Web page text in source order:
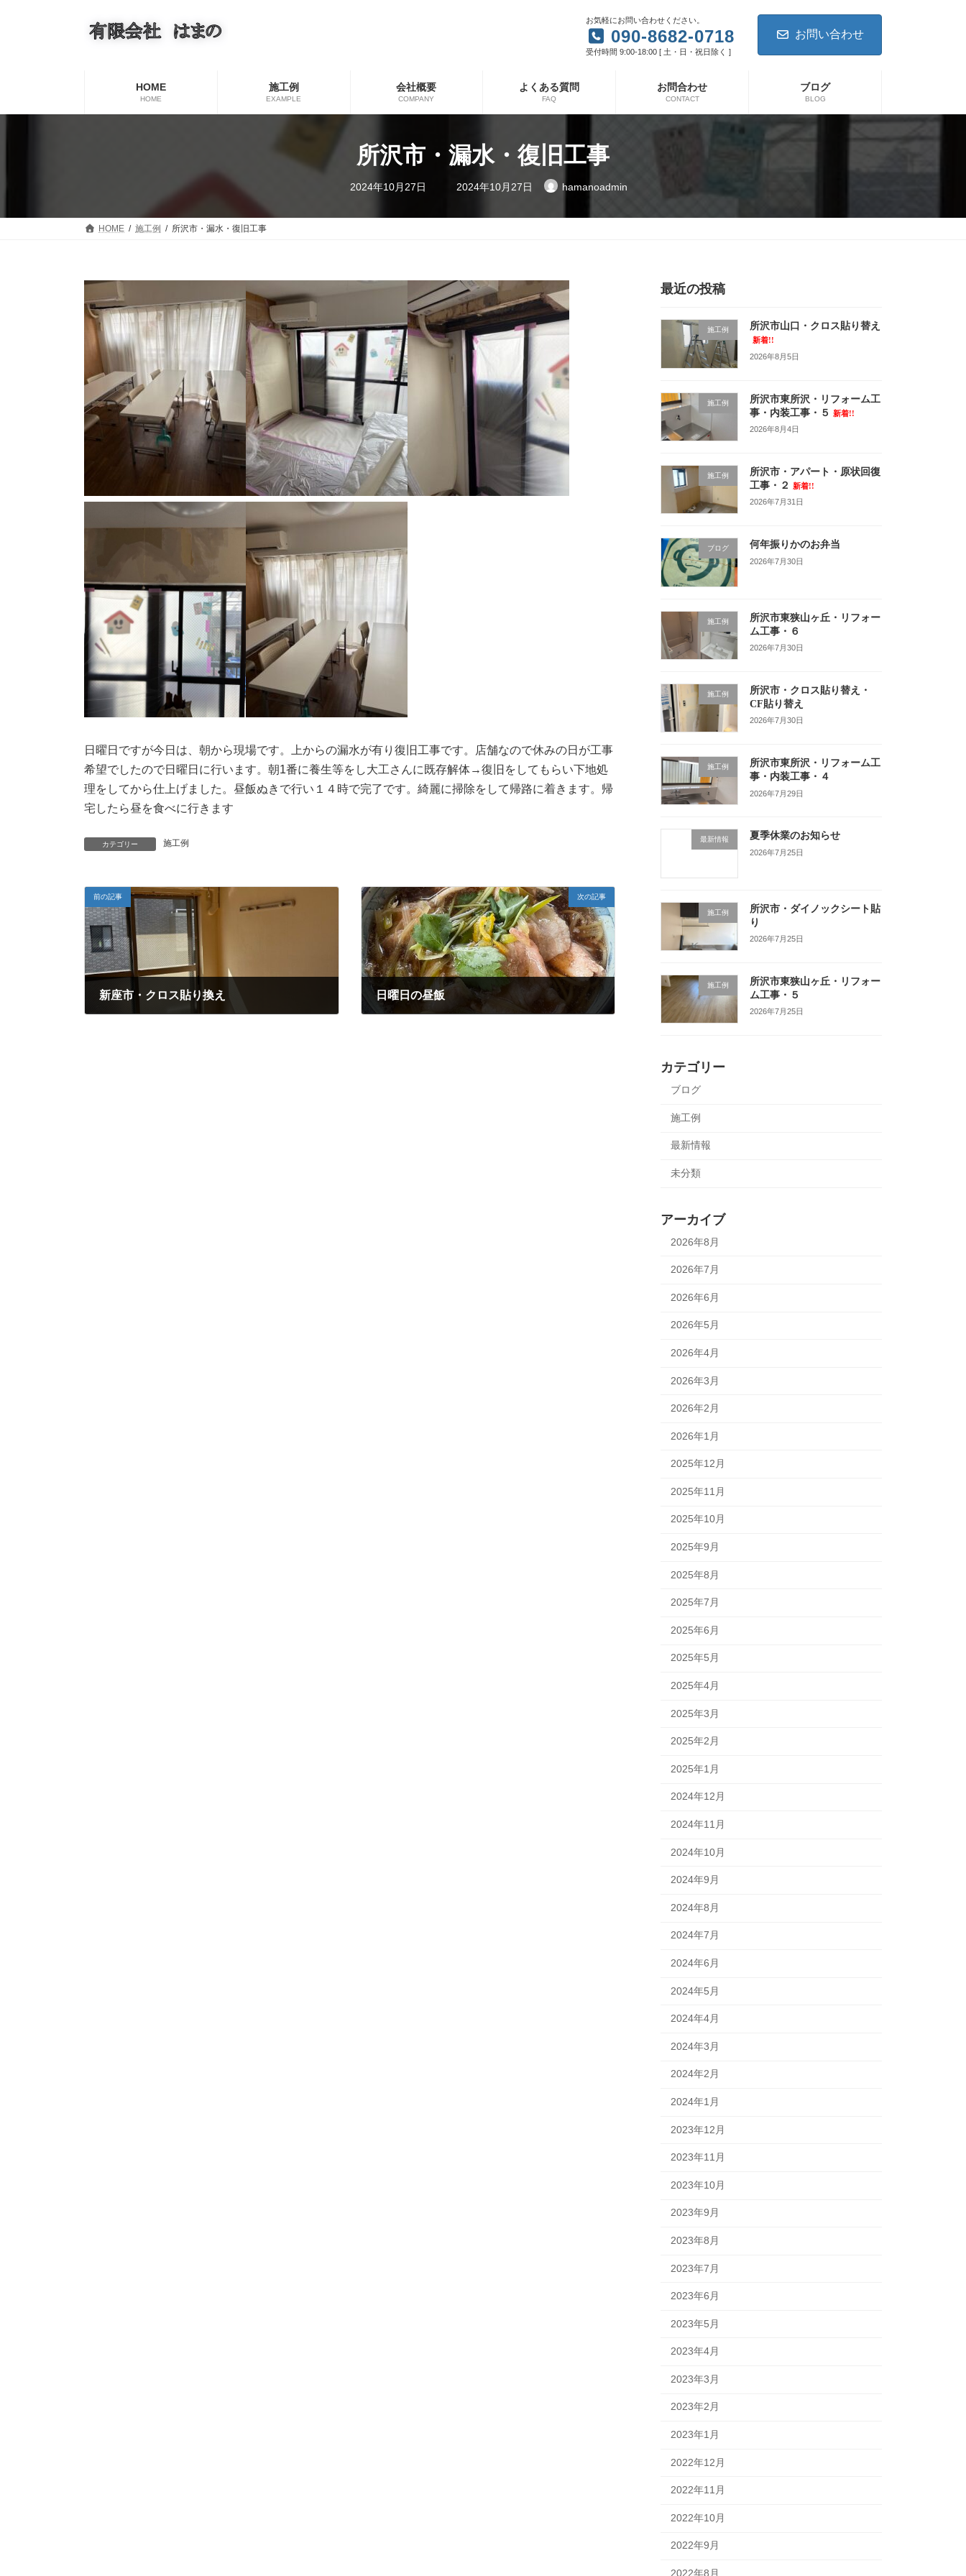
キ
に
お気軽にお問い合わせください。
090-8682-0718
受付時間 9:00-18:00 [ 土・日・祝日除く ]
お問い合わせ
HOME
HOME
施工例
EXAMPLE
会社概要
COMPANY
よくある質問
FAQ
お問合わせ
CONTACT
ブログ
BLOG
所沢市・漏水・復旧工事
2024年10月27日
最
終
日
2024年10月27日 hamanoadmin
HOME 施工例 所沢市・漏水・復旧工事
日曜日ですが今日は、朝から現場です。上からの漏水が有り復旧工事です。店舗なので休みの日が工事
希望でしたので日曜日に行います。朝1番に養生等をし大工さんに既存解体→復旧をしてもらい下地処
理をしてから仕上げました。昼飯ぬきで行い１４時で完了です。綺麗に掃除をして帰路に着きます。帰
宅したら昼を食べに行きます
カテゴリー 施工例
前の記事
新座市・クロス貼り換え
次の記事
日曜日の昼飯
最近の投稿
施工例 所沢市山口・クロス貼り替え
新着!!
2026年8月5日
施工例
所沢市東所沢・リフォーム工
事・内装工事・５
新着!!
2026年8月4日
施工例
所沢市・アパート・原状回復
工事・２
新着!!
2026年7月31日
ブログ 何年振りかのお弁当
2026年7月30日
施工例
所沢市東狭山ヶ丘・リフォー
ム工事・６
2026年7月30日
施工例
所沢市・クロス貼り替え・
CF貼り替え
2026年7月30日
施工例
所沢市東所沢・リフォーム工
事・内装工事・４
2026年7月29日
最新情報 夏季休業のお知らせ
2026年7月25日
施工例
所沢市・ダイノックシート貼
り
2026年7月25日
施工例
所沢市東狭山ヶ丘・リフォー
ム工事・５
2026年7月25日
カテゴリー
ブログ
施工例
最新情報
未分類
アーカイブ
2026年8月
2026年7月
2026年6月
2026年5月
2026年4月
2026年3月
2026年2月
2026年1月
2025年12月
2025年11月
2025年10月
2025年9月
2025年8月
2025年7月
2025年6月
2025年5月
2025年4月
2025年3月
2025年2月
2025年1月
2024年12月
2024年11月
2024年10月
2024年9月
2024年8月
2024年7月
2024年6月
2024年5月
2024年4月
2024年3月
2024年2月
2024年1月
2023年12月
2023年11月
2023年10月
2023年9月
2023年8月
2023年7月
2023年6月
2023年5月
2023年4月
2023年3月
2023年2月
2023年1月
2022年12月
2022年11月
2022年10月
2022年9月
2022年8月